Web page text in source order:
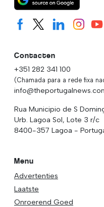
Contacten
+351 282 341 100
(Chamada para a rede fixa
Rua Municipio de S
Urb. Lagoa Sol, Lote 3 r/c
8400-357 Lagoa -
Menu
Advertenties
Laatste
Onroerend Goed